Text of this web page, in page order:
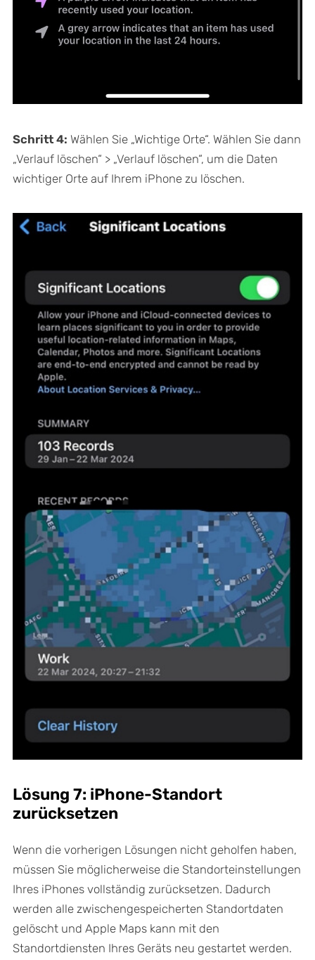
Schritt 4: Wählen Sie „Wichtige Orte“. Wählen Sie dann
„Verlauf löschen“ > „Verlauf löschen“, um die Daten
wichtiger Orte auf Ihrem iPhone zu löschen.
Lösung 7: iPhone-Standort
zurücksetzen
Wenn die vorherigen Lösungen nicht geholfen haben,
müssen Sie möglicherweise die Standorteinstellungen
Ihres iPhones vollständig zurücksetzen. Dadurch
werden alle zwischengespeicherten Standortdaten
gelöscht und Apple Maps kann mit den
Standortdiensten Ihres Geräts neu gestartet werden.